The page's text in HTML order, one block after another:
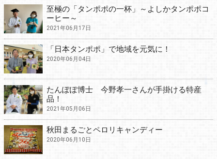
至極の「タンポポの一杯」～よしかタンポポコ
ーヒー～
2021年06月17日
「日本タンポポ」で地域を元気に！
2020年06月04日
たんぽぽ博士 今野孝一さんが手掛ける特産
品！
2021年05月06日
秋田まるごとペロリキャンディー
2020年06月10日